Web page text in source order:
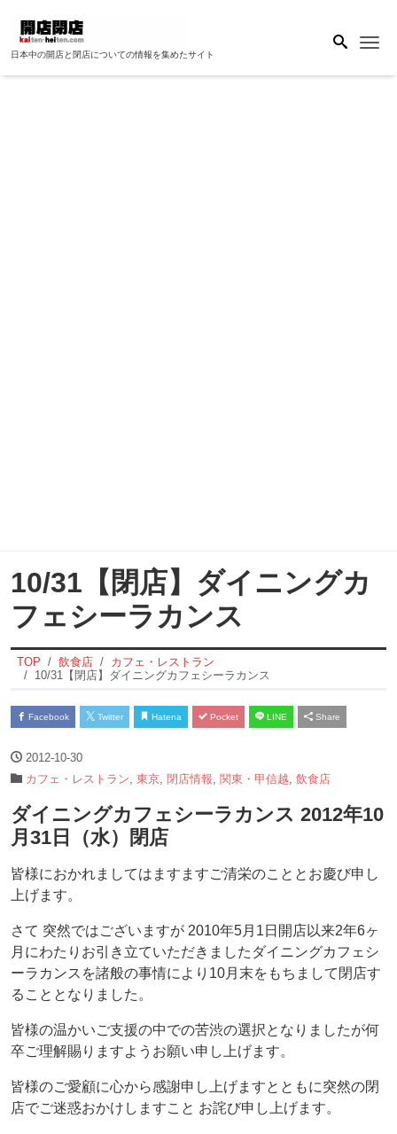
日本中の開店と閉店についての情報を集めたサイト
10/31【閉店】ダイニングカ
フェシーラカンス
TOP 飲食店
カフェ・レストラン
10/31【閉店】ダイニングカフェシーラカンス
Facebook Twitter Hatena Pocket LINE Share
2012-10-30
カフェ・レストラン 東京 閉店情報 関東・甲信越 飲食店
ダイニングカフェシーラカンス 2012年10
月31日（水）閉店
皆様におかれましてはますますご清栄のこととお慶び申し
上げます。
さて 突然ではございますが 2010年5月1日開店以来2年6ヶ
月にわたりお引き立ていただきましたダイニングカフェシ
ーラカンスを諸般の事情により10月末をもちまして閉店す
ることとなりました。
皆様の温かいご支援の中での苦渋の選択となりましたが何
卒ご理解賜りますようお願い申し上げます。
皆様のご愛顧に心から感謝申し上げますとともに突然の閉
店でご迷惑おかけしますこと お詫び申し上げます。